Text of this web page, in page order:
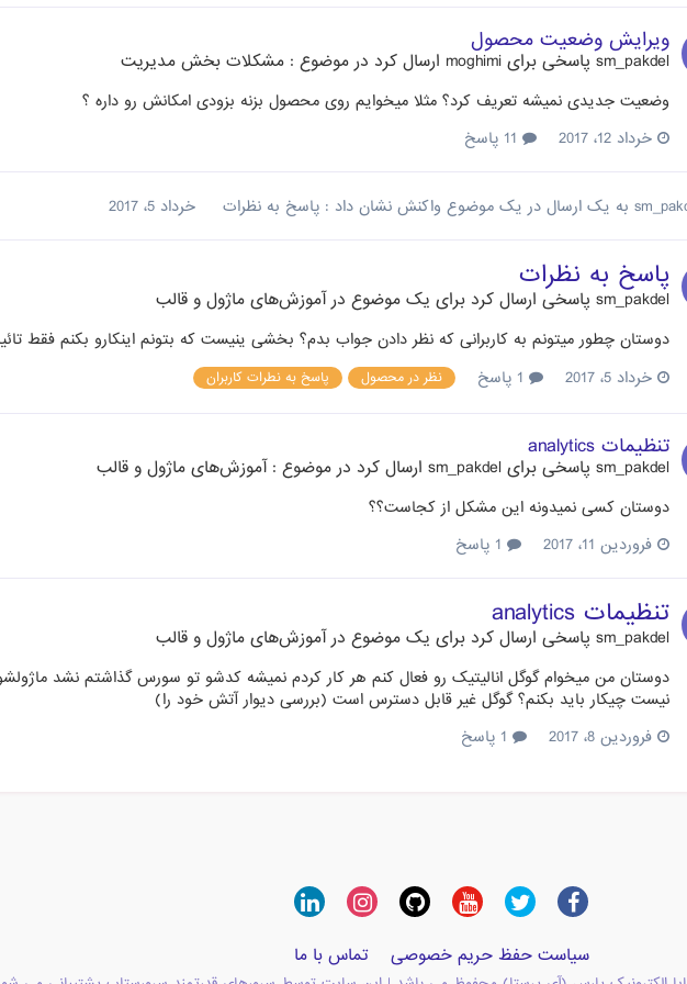
ویرایش وضعیت محصول
sm_pakdel پاسخی برای moghimi ارسال کرد در موضوع : مشکلات بخش مدیریت
وضعیت جدیدی نمیشه تعریف کرد؟ مثلا میخوایم روی محصول بزنه بزودی امکانش رو داره ؟
خرداد 12، 2017
به یک ارسال در یک موضوع واکنش نشان داد : پاسخ به نظرات خرداد 5، 2017
پاسخ به نظرات
sm_pakdel پاسخی ارسال کرد برای یک موضوع درآموزش‌های ماژول و قالب
دوستان چطور میتونم به کاربرانی که نظر دادن جواب بدم؟ بخشی ینیست که بتونم اینکارو بکنم فقط
خرداد 5، 2017
نظر در محصول پاسخ به نطرات کاربران
تنظیمات analytics
sm_pakdel پاسخی برای sm_pakdel ارسال کرد در موضوع :آموزش‌های ماژول و قالب
دوستان کسی نمیدونه این مشکل از کجاست؟؟
فروردین 11، 2017
تنظیمات analytics
sm_pakdel پاسخی ارسال کرد برای یک موضوع درآموزش‌های ماژول و قالب
دوستان من میخوام گوگل انالیتیک رو فعال کنم هر کار کردم نمیشه کدشو تو سورس گذاشتم نشد
نیست چیکار باید بکنم؟ گوگل غیر قابل دسترس است (بررسی دیوار آتش خود را)
فروردین 8، 2017
سیاست حفظ حریم خصوصی تماس با ما